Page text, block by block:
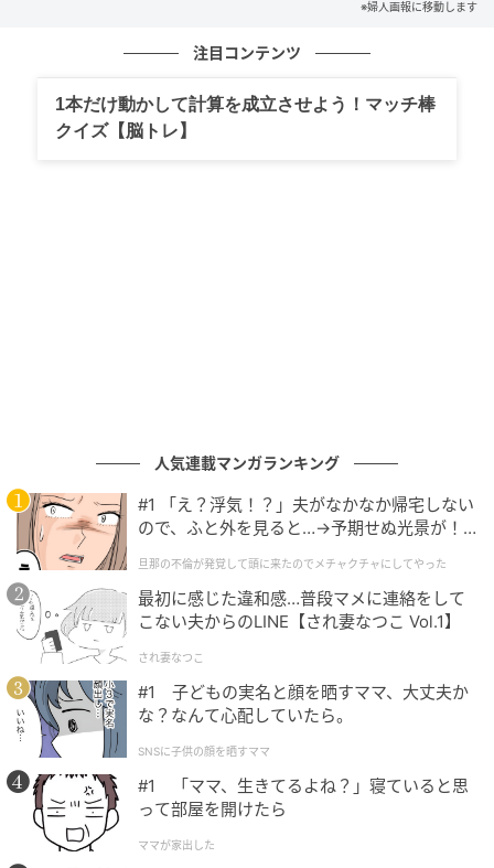
ベージュスタディ 〈6/2〉〈左〉レッドはくすみが飛んで肌が美しく見える。
各2,420円（ともにウカトーキョウヘッドオフィス） 写真提供＝ウカ
また、指の形が変化していままでのリングが似合わな
くなってきたという声も。「年齢を重ねた手には、若
に2〜3点、デザイン違いのものをつけると華やかかつ
リングに目がいくので、指の形が気にならずおしゃれ
が楽しめます」
リングはボリューム感のあるものを
※婦人画報に移動します
注目コンテンツ
1本だけ動かして計算を成立させよう！マッチ棒
クイズ【脳トレ】
人気連載マンガランキング
#1 「え？浮気！？」夫がなかなか帰宅しない
ので、ふと外を見ると…→予期せぬ光景が！
クチャにしてやった
旦那の不倫が発覚して頭に来たのでメチャクチャにしてやった
最初に感じた違和感…普段マメに連絡をして
こない夫からのLINE【され妻なつこ Vol.1】
され妻なつこ
#1 子どもの実名と顔を晒すママ、大丈夫か
な？なんて心配していたら。
SNSに子供の顔を晒すママ
#1 「ママ、生きてるよね？」寝ていると思
って部屋を開けたら
ママが家出した